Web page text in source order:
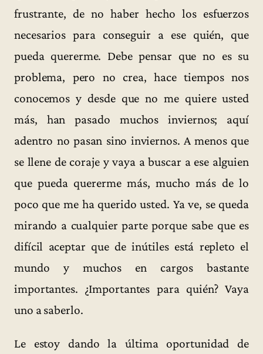
frustrante, de no haber hecho los esfuerzos
necesarios para conseguir a ese quién, que
pueda quererme. Debe pensar que no es su
problema, pero no crea, hace tiempos nos
conocemos y desde que no me quiere usted
más, han pasado muchos inviernos; aquí
adentro no pasan sino inviernos. A menos que
se llene de coraje y vaya a buscar a ese alguien
que pueda quererme más, mucho más de lo
poco que me ha querido usted. Ya ve, se queda
mirando a cualquier parte porque sabe que es
difícil aceptar que de inútiles está repleto el
mundo y muchos en cargos bastante
importantes. ¿Importantes para quién? Vaya
uno a saberlo.
Le estoy dando la última oportunidad de